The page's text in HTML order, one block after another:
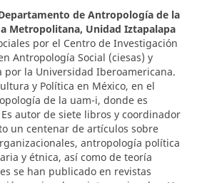
de Antropología de la
Metropolitana, Unidad Iztapalapa
por el Centro de Investigación
Antropología Social (ciesas) y
la Universidad Iberoamericana.
y Política en México, en el
de la uam-i, donde es
autor de siete libros y coordinador
un centenar de artículos sobre
antropología política
y étnica, así como de teoría
se han publicado en revistas